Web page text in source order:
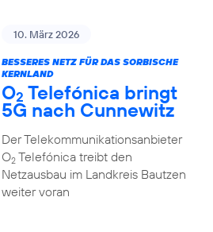
10. März 2026
BESSERES NETZ FÜR DAS SORBISCHE
KERNLAND
O2 Telefónica bringt
5G nach Cunnewitz
Der Telekommunikationsanbieter
O2Telefónica treibt den
Netzausbau im Landkreis Bautzen
weiter voran